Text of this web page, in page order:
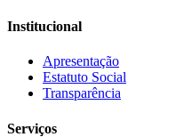
Institucional
Apresentação
Estatuto Social
Transparência
Serviços